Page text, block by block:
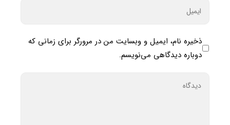
ذخیره نام، ایمیل و وبسایت من در مرورگر برای زمانی که
دوباره دیدگاهی می‌نویسم.